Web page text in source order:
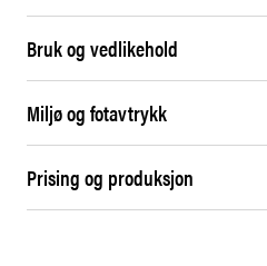
Bruk og vedlikehold
Miljø og fotavtrykk
Prising og produksjon